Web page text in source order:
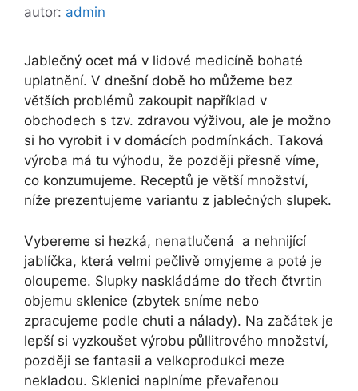
autor: admin
Jablečný ocet má v lidové medicíně bohaté
uplatnění. V dnešní době ho můžeme bez
větších problémů zakoupit například v
obchodech s tzv. zdravou výživou, ale je možno
si ho vyrobit i v domácích podmínkách. Taková
výroba má tu výhodu, že později přesně víme,
co konzumujeme. Receptů je větší množství,
níže prezentujeme variantu z jablečných slupek.
Vybereme si hezká, nenatlučená a nehnijící
jablíčka, která velmi pečlivě omyjeme a poté je
oloupeme. Slupky naskládáme do třech čtvrtin
objemu sklenice (zbytek sníme nebo
zpracujeme podle chuti a nálady). Na začátek je
lepší si vyzkoušet výrobu půllitrového množství,
později se fantasii a velkoprodukci meze
nekladou. Sklenici naplníme převařenou